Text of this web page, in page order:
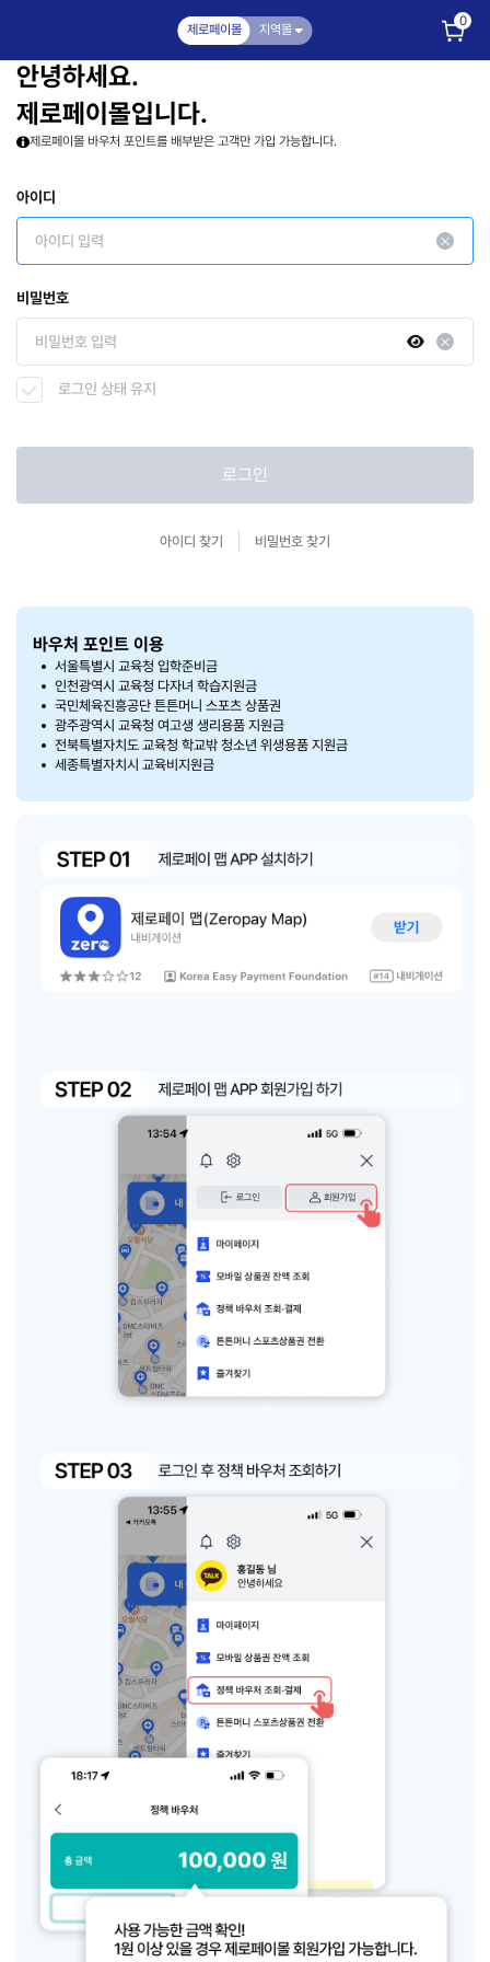
제로페이몰 지역몰
0
안녕하세요.
제로페이몰입니다.
제로페이몰 바우처 포인트를 배부받은 고객만 가입 가능합니다.
아이디
비밀번호
로그인 상태 유지
로그인
아이디 찾기 비밀번호 찾기
바우처 포인트 이용
서울특별시 교육청 입학준비금
인천광역시 교육청 다자녀 학습지원금
국민체육진흥공단 튼튼머니 스포츠 상품권
광주광역시 교육청 여고생 생리용품 지원금
전북특별자치도 교육청 학교밖 청소년 위생용품 지원금
세종특별자치시 교육비지원금